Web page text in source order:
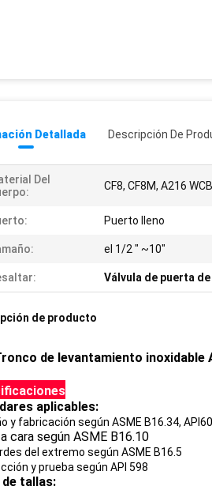
Detallada Descripción De
Del
CF8, CF8M, A216
Puerto lleno
el 1/2 " ~10"
Válvula de puerta
de producto
de levantamiento inoxidable
aplicables:
y fabricación según ASME B16.34,
cara según ASME B16.10
del extremo según ASME B16.5
y prueba según API 598
de tallas: